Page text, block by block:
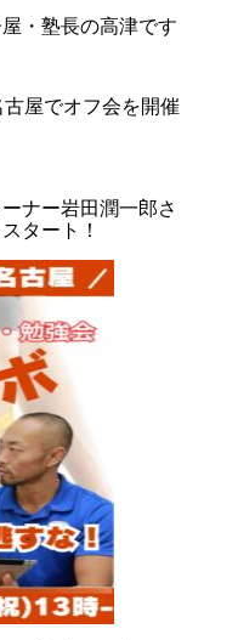
・塾長の高津です
屋でオフ会を開催
ナー岩田潤一郎さ
タート！